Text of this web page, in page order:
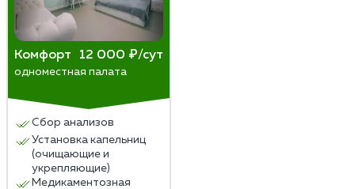
Комфорт 12 000 ₽/сут
одноместная палата
Сбор анализов
Установка капельниц
(очищающие и
укрепляющие)
Медикаментозная